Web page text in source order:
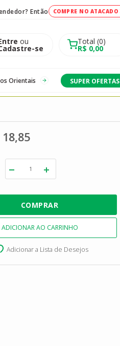
Então COMPRE NO ATACADO
ou
se
Total 0
R$ 0,00
Orientais SUPER OFERTAS
18,85
Adicionar a Lista de Desejos